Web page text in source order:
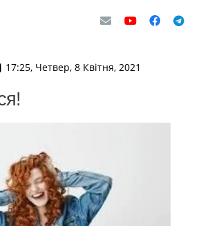
17:25, Четвер, 8 Квітня, 2021